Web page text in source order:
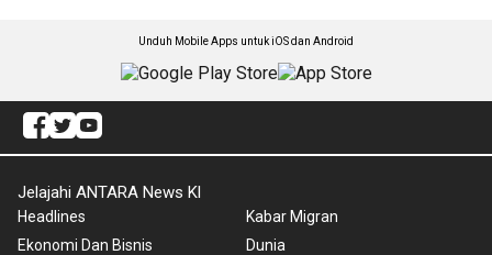
Unduh Mobile Apps untuk iOS dan Android
Jelajahi ANTARA News Kl
Headlines
Ekonomi Dan Bisnis
Kabar Migran
Dunia